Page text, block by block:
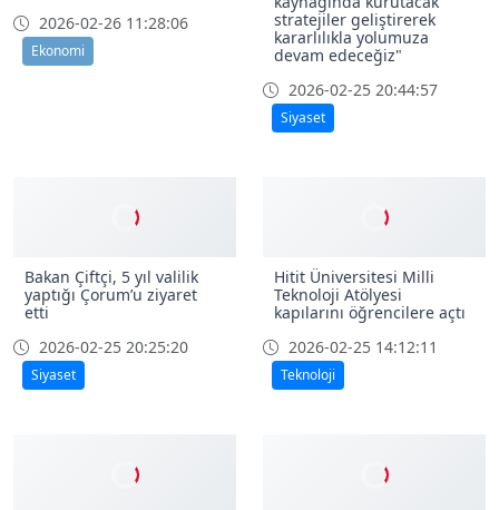
2026-02-26 11:28:06
Ekonomi
stratejiler geliştirerek
kararlılıkla yolumuza
devam edeceğiz"
2026-02-25 20:44:57
Siyaset
Bakan Çiftçi, 5 yıl valilik
yaptığı Çorum’u ziyaret
etti
2026-02-25 20:25:20
Siyaset
Hitit Üniversitesi Milli
Teknoloji Atölyesi
kapılarını öğrencilere açtı
2026-02-25 14:12:11
Teknoloji